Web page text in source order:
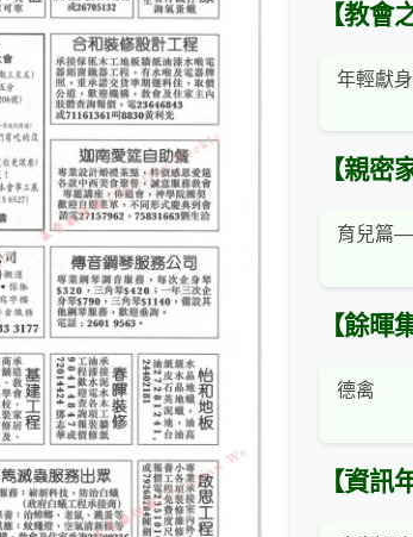
【教會
年輕獻
【親密
育兒篇
【餘暉
德禽
【資訊